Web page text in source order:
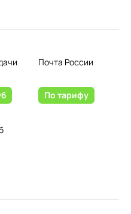
Почта России
По тарифу